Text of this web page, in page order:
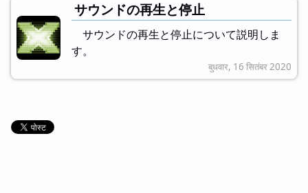
サウンドの再生と停止
サウンドの再生と停止について説明しま
す。
बुधवार, 16 सितंबर 2020